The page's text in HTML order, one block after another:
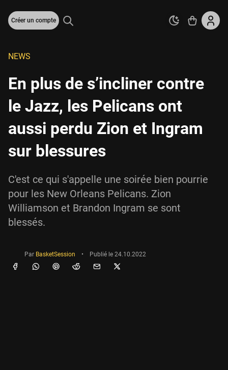
Créer un compte
NEWS
En plus de s’incliner contre
le Jazz, les Pelicans ont
aussi perdu Zion et Ingram
sur blessures
C'est ce qui s'appelle une soirée bien pourrie
pour les New Orleans Pelicans. Zion
Williamson et Brandon Ingram se sont
blessés.
Par BasketSession • Publié le 24.10.2022